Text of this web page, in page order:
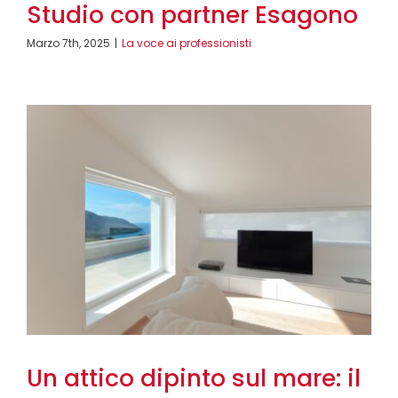
Studio con partner Esagono
Marzo 7th, 2025 | La voce ai professionisti
Un attico dipinto sul mare: il